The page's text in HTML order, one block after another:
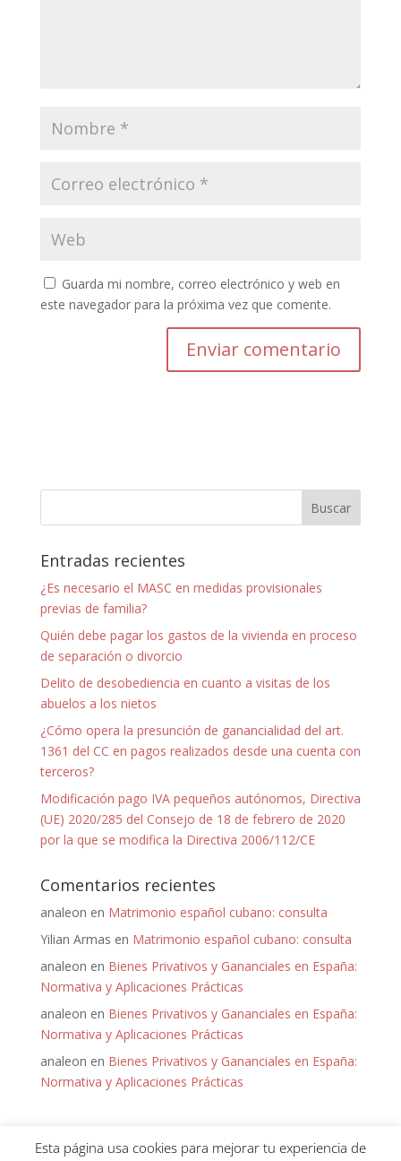
Guarda mi nombre, correo electrónico y web en
este navegador para la próxima vez que comente.
Entradas recientes
¿Es necesario el MASC en medidas provisionales
previas de familia?
Quién debe pagar los gastos de la vivienda en proceso
de separación o divorcio
Delito de desobediencia en cuanto a visitas de los
abuelos a los nietos
¿Cómo opera la presunción de ganancialidad del art.
1361 del CC en pagos realizados desde una cuenta con
terceros?
Modificación pago IVA pequeños autónomos, Directiva
(UE) 2020/285 del Consejo de 18 de febrero de 2020
por la que se modifica la Directiva 2006/112/CE
Comentarios recientes
analeon en Matrimonio español cubano: consulta
Yilian Armas en Matrimonio español cubano: consulta
analeon en Bienes Privativos y Gananciales en España:
Normativa y Aplicaciones Prácticas
analeon en Bienes Privativos y Gananciales en España:
Normativa y Aplicaciones Prácticas
analeon en Bienes Privativos y Gananciales en España:
Normativa y Aplicaciones Prácticas
Esta página usa cookies para mejorar tu experiencia de